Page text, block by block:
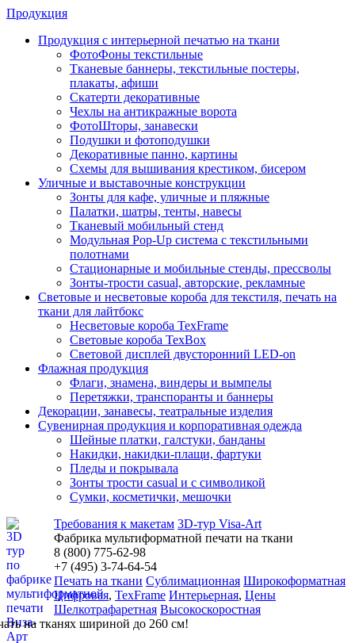
Продукция
Продукция с интерьерной печатью на ткани
ФотоФоны текстильные
Тканевые баннеры, текстильные постеры,
плакаты, афиши
Скатерти декоративные
Чехлы на антикражные ворота
ФотоШторы, занавески
Подушки и фотоподушки
Декоративные панно, картины
Схемы для вышивания крестиком, бисером
Уличные и выставочные конструкции
Зонты для кафе, уличные и пляжные
Палатки, шатры, тенты, навесы
Тканевый мобильный стенд
Модульная Pop-Up система с текстильными
полотнами
Стационарные и мобильные стенды, прессволы
Зонты-трости casual, авторские, рекламные
Световые и несветовые короба для текстиля, печать на
ткани для лайтбокс
Несветовые короба TexFrame
Световые короба TexBox
Световой дисплей двусторонний LED-on
Флажная продукция
Флаги, знамена, виндеры и вымпелы
Перетяжки, транспоранты и баннеры
Декорации, занавесы, театральные изделия
Сувенирная продукция и корпоративная одежда
Шейные платки, галстуки, банданы
Накидки, накидки-плащи, фартуки
Пледы и покрывала
Зонты трости casual и с символикой
Сумки, косметички, мешочки
Требования к макетам 3D-тур Visa-Art
Фабрика мультиформатной печати на ткани
8 (800) 775-62-98
+7 (495) 3-74-64-54
Печать на ткани Сублимационная Широкоформатная
Цифровая, TexFrame Интерьерная, Цены
Шелкотрафаретная Высокоскоростная
на тканях шириной до 260 см!